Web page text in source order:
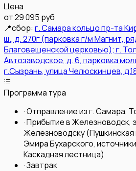
Цена
от29 095 руб
📍сбор: г. Самара кольцо пр-та
ш., д. 270г (парковка г/м Магнит,
Благовещенской церковью); г.
Автозаводское, д. 6, парковка
г.Сызрань, улица Челюскинцев,
Программа тура
·Отправление из г. Самара,
·Прибытие в Железноводск,
Железноводску
Эмира Бухарского,
Каскадная лестница)
·Завтрак